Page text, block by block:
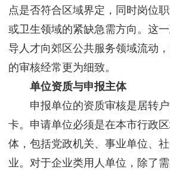
点是否符合区域界定，同时岗位
或卫生领域的紧缺急需方向。这一
导人才向郊区公共服务领域流动
的审核经常更为细致。
单位资质与申报主体
申报单位的资质审核是居转户
卡。申请单位必须是在本市行政
体，包括党政机关、事业单位、
业。对于企业类用人单位，除了